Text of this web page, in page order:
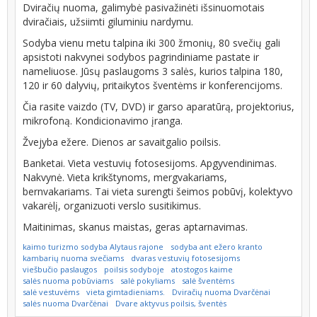
Dviračių nuoma, galimybė pasivažinėti išsinuomotais
dviračiais, užsiimti giluminiu nardymu.
Sodyba vienu metu talpina iki 300 žmonių, 80 svečių gali
apsistoti nakvynei sodybos pagrindiniame pastate ir
nameliuose. Jūsų paslaugoms 3 salės, kurios talpina 180,
120 ir 60 dalyvių, pritaikytos šventėms ir konferencijoms.
Čia rasite vaizdo (TV, DVD) ir garso aparatūrą, projektorius,
mikrofoną. Kondicionavimo įranga.
Žvejyba ežere. Dienos ar savaitgalio poilsis.
Banketai. Vieta vestuvių fotosesijoms. Apgyvendinimas.
Nakvynė. Vieta krikštynoms, mergvakariams,
bernvakariams. Tai vieta surengti šeimos pobūvį, kolektyvo
vakarėlį, organizuoti verslo susitikimus.
Maitinimas, skanus maistas, geras aptarnavimas.
kaimo turizmo sodyba Alytaus rajone
sodyba ant ežero kranto
kambarių nuoma svečiams
dvaras vestuvių fotosesijoms
viešbučio paslaugos
poilsis sodyboje
atostogos kaime
salės nuoma pobūviams
salė pokyliams
salė šventėms
salė vestuvėms
vieta gimtadieniams.
Dviračių nuoma Dvarčėnai
salės nuoma Dvarčėnai
Dvare aktyvus poilsis, šventės